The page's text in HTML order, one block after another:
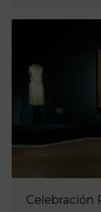
Celebración